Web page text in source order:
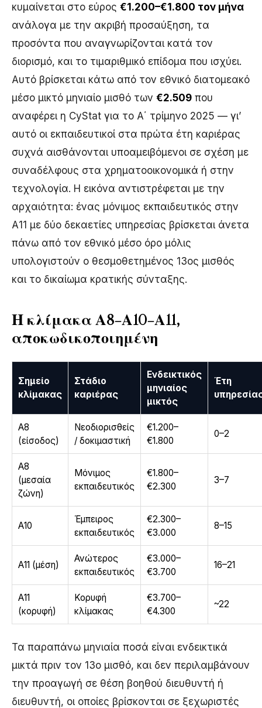
κυμαίνεται στο εύρος €1.200–€1.800 τον μήνα
ανάλογα με την ακριβή προσαύξηση, τα
προσόντα που αναγνωρίζονται κατά τον
διορισμό, και το τιμαριθμικό επίδομα που ισχύει.
Αυτό βρίσκεται κάτω από τον εθνικό διατομεακό
μέσο μικτό μηνιαίο μισθό των €2.509 που
αναφέρει η CyStat για το Α΄ τρίμηνο 2025 — γι’
αυτό οι εκπαιδευτικοί στα πρώτα έτη καριέρας
συχνά αισθάνονται υποαμειβόμενοι σε σχέση με
συναδέλφους στα χρηματοοικονομικά ή στην
τεχνολογία. Η εικόνα αντιστρέφεται με την
αρχαιότητα: ένας μόνιμος εκπαιδευτικός στην
Α11 με δύο δεκαετίες υπηρεσίας βρίσκεται άνετα
πάνω από τον εθνικό μέσο όρο μόλις
υπολογιστούν ο θεσμοθετημένος 13ος μισθός
και το δικαίωμα κρατικής σύνταξης.
Η κλίμακα Α8–Α10–Α11,
αποκωδικοποιημένη
Σημείο
κλίμακας
Στάδιο
καριέρας
Ενδεικτικός
μηνιαίος
μικτός
Έτη
Α8
(είσοδος)
Νεοδιορισθείς
/ δοκιμαστική
€1.200–
€1.800
0–2
Α8
(μεσαία
ζώνη)
Μόνιμος
εκπαιδευτικός
€1.800–
€2.300
3–7
Α10
Έμπειρος
εκπαιδευτικός
€2.300–
€3.000
8–15
Α11 (μέση)
Ανώτερος
εκπαιδευτικός
€3.000–
€3.700
16–21
Α11
(κορυφή)
Κορυφή
κλίμακας
€3.700–
€4.300
~22
Τα παραπάνω μηνιαία ποσά είναι ενδεικτικά
μικτά πριν τον 13ο μισθό, και δεν περιλαμβάνουν
την προαγωγή σε θέση βοηθού διευθυντή ή
διευθυντή, οι οποίες βρίσκονται σε ξεχωριστές